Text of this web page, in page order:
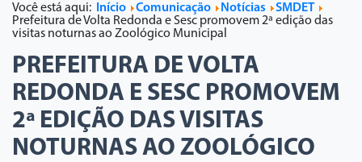
Você está aqui: Início Comunicação Notícias
SMDET
Prefeitura de Volta Redonda e Sesc promovem 2ª edição das
visitas noturnas ao Zoológico Municipal
PREFEITURA DE VOLTA
REDONDA E SESC PROMOVEM
2ª EDIÇÃO DAS VISITAS
NOTURNAS AO ZOOLÓGICO